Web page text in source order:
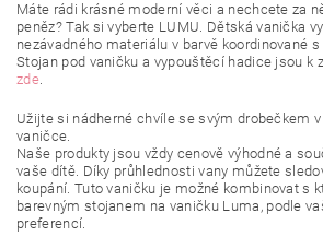
Máte rádi krásné moderní věci a nechcete za
peněz? Tak si vyberte LUMU. Dětská vanička
nezávadného materiálu v barvě koordinované
Stojan pod vaničku a vypouštěcí hadice jsou k
zde.
Užijte si nádherné chvíle se svým drobečkem
vaničce.
Naše produkty jsou vždy cenově výhodné a
vaše dítě. Díky průhlednosti vany můžete
koupání. Tuto vaničku je možné kombinovat s
barevným stojanem na vaničku Luma, podle
preferencí.